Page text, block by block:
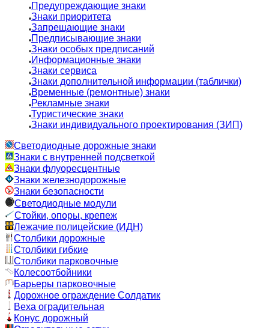
Предупреждающие знаки
Знаки приоритета
Запрещающие знаки
Предписывающие знаки
Знаки особых предписаний
Информационные знаки
Знаки сервиса
Знаки дополнительной информации (таблички)
Временные (ремонтные) знаки
Рекламные знаки
Туристические знаки
Знаки индивидуального проектирования (ЗИП)
Светодиодные дорожные знаки
Знаки с внутренней подсветкой
Знаки флуоресцентные
Знаки железнодорожные
Знаки безопасности
Светодиодные модули
Стойки, опоры, крепеж
Лежачие полицейские (ИДН)
Столбики дорожные
Столбики гибкие
Столбики парковочные
Колесоотбойники
Барьеры парковочные
Дорожное ограждение Солдатик
Веха оградительная
Конус дорожный